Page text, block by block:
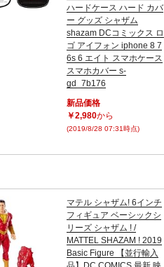
ハードケース ハード カバ
ー グッズ シャザム
shazam DCコミックス ロ
ゴ アイフォン iphone 8 7
6s 6 エイト スマホケース
スマホカバー s-
gd_7b176
新品価格
￥2,980から
(2019/8/28 07:31時点)
マテル シャザム! 6インチ
フィギュア ベーシックシ
リーズ シャザム ! /
MATTEL SHAZAM ! 2019
Basic Figure 【並行輸入